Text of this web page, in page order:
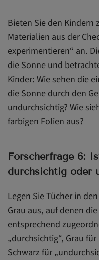
Bieten Sie den Kindern
Materialien aus der
experimentieren“ an.
die Sonne und
Kinder: Wie sehen die
die Sonne durch den
undurchsichtig? Wie
farbigen Folien aus?
Forscherfrage 6:
durchsichtig oder
Legen Sie Tücher in
Grau aus, auf denen
entsprechend
„durchsichtig“, Grau
Schwarz für